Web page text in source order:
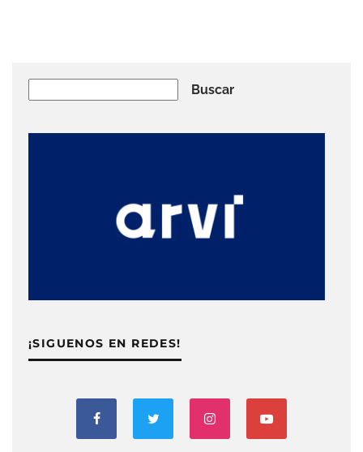
Buscar
¡SIGUENOS EN REDES!